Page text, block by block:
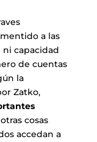
a las
capacidad
de cuentas
la
Zatko,
cosas
accedan a